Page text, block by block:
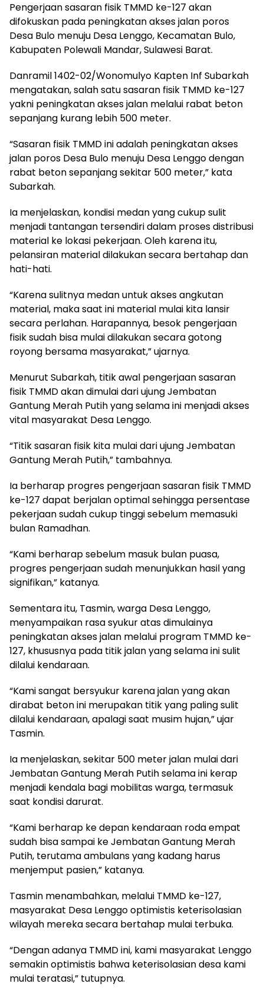
Pengerjaan sasaran fisik TMMD ke-127 akan
difokuskan pada peningkatan akses jalan poros
Desa Bulo menuju Desa Lenggo, Kecamatan Bulo,
Kabupaten Polewali Mandar, Sulawesi Barat.
Danramil 1402-02/Wonomulyo Kapten Inf Subarkah
mengatakan, salah satu sasaran fisik TMMD ke-127
yakni peningkatan akses jalan melalui rabat beton
sepanjang kurang lebih 500 meter.
“Sasaran fisik TMMD ini adalah peningkatan akses
jalan poros Desa Bulo menuju Desa Lenggo dengan
rabat beton sepanjang sekitar 500 meter,” kata
Subarkah.
Ia menjelaskan, kondisi medan yang cukup sulit
menjadi tantangan tersendiri dalam proses distribusi
material ke lokasi pekerjaan. Oleh karena itu,
pelansiran material dilakukan secara bertahap dan
hati-hati.
“Karena sulitnya medan untuk akses angkutan
material, maka saat ini material mulai kita lansir
secara perlahan. Harapannya, besok pengerjaan
fisik sudah bisa mulai dilakukan secara gotong
royong bersama masyarakat,” ujarnya.
Menurut Subarkah, titik awal pengerjaan sasaran
fisik TMMD akan dimulai dari ujung Jembatan
Gantung Merah Putih yang selama ini menjadi akses
vital masyarakat Desa Lenggo.
“Titik sasaran fisik kita mulai dari ujung Jembatan
Gantung Merah Putih,” tambahnya.
Ia berharap progres pengerjaan sasaran fisik TMMD
ke-127 dapat berjalan optimal sehingga persentase
pekerjaan sudah cukup tinggi sebelum memasuki
bulan Ramadhan.
“Kami berharap sebelum masuk bulan puasa,
progres pengerjaan sudah menunjukkan hasil yang
signifikan,” katanya.
Sementara itu, Tasmin, warga Desa Lenggo,
menyampaikan rasa syukur atas dimulainya
peningkatan akses jalan melalui program TMMD ke-
127, khususnya pada titik jalan yang selama ini sulit
dilalui kendaraan.
“Kami sangat bersyukur karena jalan yang akan
dirabat beton ini merupakan titik yang paling sulit
dilalui kendaraan, apalagi saat musim hujan,” ujar
Tasmin.
Ia menjelaskan, sekitar 500 meter jalan mulai dari
Jembatan Gantung Merah Putih selama ini kerap
menjadi kendala bagi mobilitas warga, termasuk
saat kondisi darurat.
“Kami berharap ke depan kendaraan roda empat
sudah bisa sampai ke Jembatan Gantung Merah
Putih, terutama ambulans yang kadang harus
menjemput pasien,” katanya.
Tasmin menambahkan, melalui TMMD ke-127,
masyarakat Desa Lenggo optimistis keterisolasian
wilayah mereka secara bertahap mulai terbuka.
“Dengan adanya TMMD ini, kami masyarakat Lenggo
semakin optimistis bahwa keterisolasian desa kami
mulai teratasi,” tutupnya.